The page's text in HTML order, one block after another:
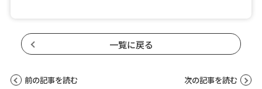
一覧に戻る
前の記事を読む 次の記事を読む